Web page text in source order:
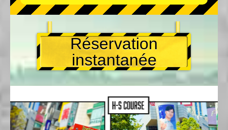
Réservation
instantanée